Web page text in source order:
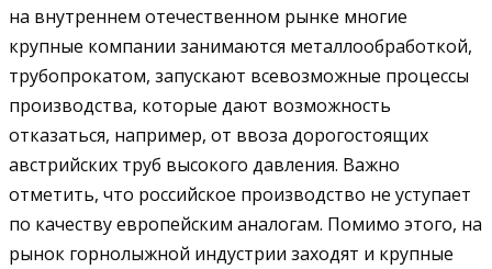
на внутреннем отечественном рынке многие
крупные компании занимаются металлообработкой,
трубопрокатом, запускают всевозможные процессы
производства, которые дают возможность
отказаться, например, от ввоза дорогостоящих
австрийских труб высокого давления. Важно
отметить, что российское производство не уступает
по качеству европейским аналогам. Помимо этого, на
рынок горнолыжной индустрии заходят и крупные